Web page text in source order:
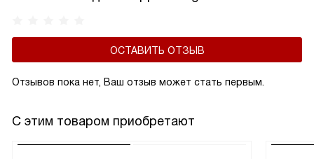
ОСТАВИТЬ ОТЗЫВ
Отзывов пока нет, Ваш отзыв может стать первым.
С этим товаром приобретают